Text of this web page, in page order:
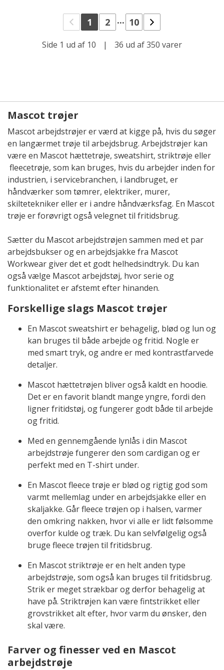
1 2 ... 10
Side 1 ud af 10 | 36 ud af 350 varer
Mascot trøjer
Mascot arbejdstrøjer er værd at kigge på, hvis du søger
en langærmet trøje til arbejdsbrug. Arbejdstrøjer kan
være en Mascot hættetrøje, sweatshirt, striktrøje eller
fleecetrøje, som kan bruges, hvis du arbejder inden for
industrien, i servicebranchen, i landbruget, er
håndværker som tømrer, elektriker, murer,
skiltetekniker eller er i andre håndværksfag. En Mascot
trøje er forøvrigt også velegnet til fritidsbrug.
Sætter du Mascot arbejdstrøjen sammen med et par
arbejdsbukser og en arbejdsjakke fra Mascot
Workwear giver det et godt helhedsindtryk. Du kan
også vælge Mascot arbejdstøj, hvor serie og
funktionalitet er afstemt efter hinanden.
Forskellige slags Mascot trøjer
En Mascot sweatshirt er behagelig, blød og lun og
kan bruges til både arbejde og fritid. Nogle er
med smart tryk, og andre er med kontrastfarvede
detaljer.
Mascot hættetrøjen bliver også kaldt en hoodie.
Det er en favorit blandt mange yngre, fordi den
ligner fritidstøj, og fungerer godt både til arbejde
og fritid.
Med en gennemgående lynlås i din Mascot
arbejdstrøje fungerer den som cardigan og er
perfekt med en T-shirt under.
En Mascot fleece trøje er blød og rigtig god som
varmt mellemlag under en arbejdsjakke eller en
skaljakke. Går fleece trøjen op i halsen, varmer
den omkring nakken, hvor vi alle er lidt følsomme
overfor kulde og træk. Du kan selvfølgelig også
bruge fleece trøjen til fritidsbrug.
En Mascot striktrøje er en helt anden type
arbejdstrøje, som også kan bruges til fritidsbrug.
Strik er meget strækbar og derfor behagelig at
have på. Striktrøjen kan være fintstrikket eller
grovstrikket alt efter, hvor varm du ønsker, den
skal være.
Farver og finesser ved en Mascot
arbejdstrøje